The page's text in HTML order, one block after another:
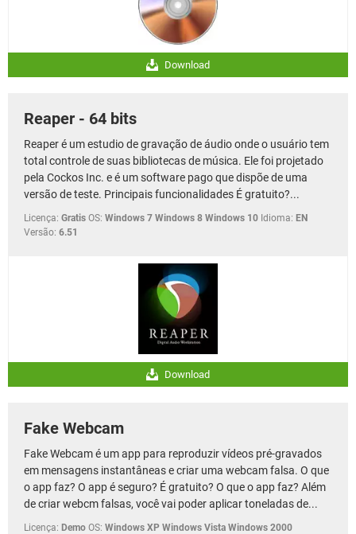
Download
Reaper - 64 bits
Reaper é um estudio de gravação de áudio onde o usuário tem
total controle de suas bibliotecas de música. Ele foi projetado
pela Cockos Inc. e é um software pago que dispõe de uma
versão de teste. Principais funcionalidades É gratuito?...
Licença: Gratis OS: Windows 7 Windows 8 Windows 10 Idioma: EN
Versão: 6.51
Download
Fake Webcam
Fake Webcam é um app para reproduzir vídeos pré-gravados
em mensagens instantâneas e criar uma webcam falsa. O que
o app faz? O app é seguro? É gratuito? O que o app faz? Além
de criar webcm falsas, você vai poder aplicar toneladas de...
Licença: Demo OS: Windows XP Windows Vista Windows 2000